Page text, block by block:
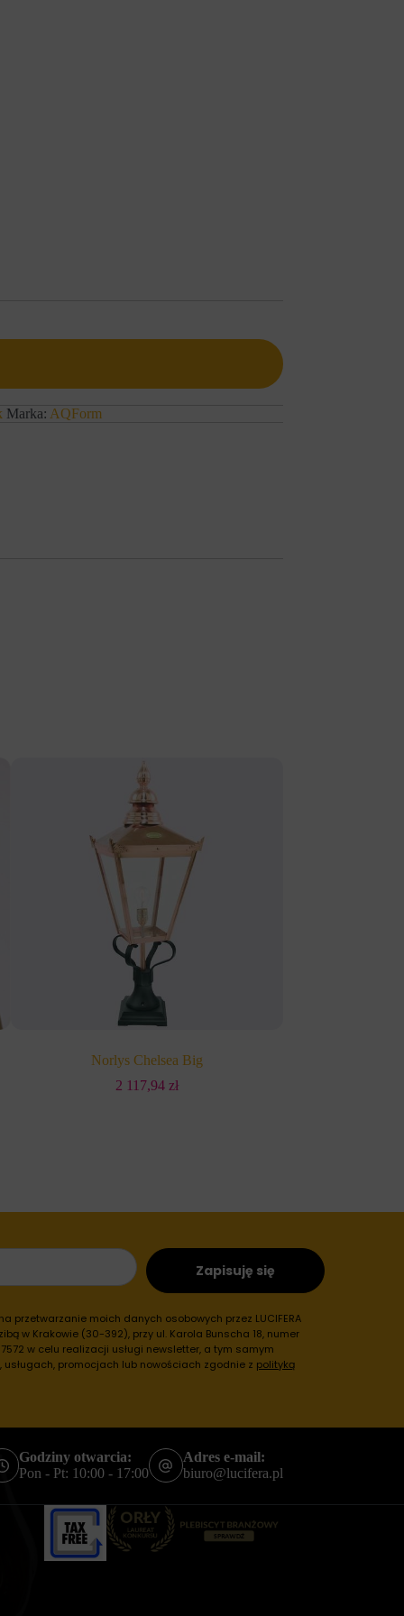
Marka: AQForm
Norlys Chelsea Big
2 117,94 zł
Zapisuję się
przetwarzanie moich danych osobowych przez LUCIFERA
w Krakowie (30-392), przy ul. Karola Bunscha 18, numer
w celu realizacji usługi newsletter, a tym samym
promocjach lub nowościach zgodnie z polityką
Godziny otwarcia:
Pon - Pt: 10:00 - 17:00
Adres e-mail:
biuro@lucifera.pl